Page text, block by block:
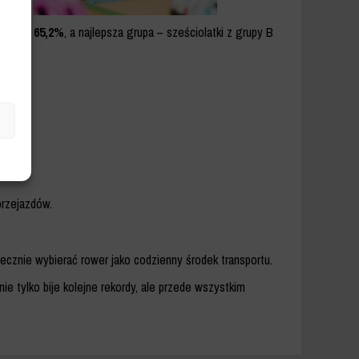
65,2%, a najlepsza grupa – sześciolatki z grupy B
wybierać rower jako codzienny środek transportu.
tylko bije kolejne rekordy, ale przede wszystkim